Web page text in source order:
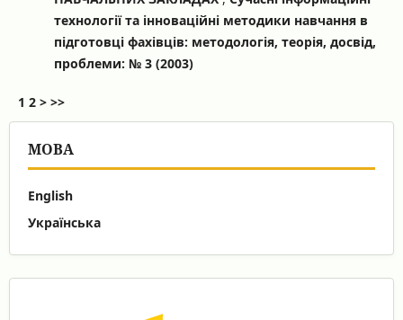
технології та інноваційні методики навчання в
підготовці фахівців: методологія, теорія, досвід,
проблеми: № 3 (2003)
1 2 > >>
МОВА
English
Українська